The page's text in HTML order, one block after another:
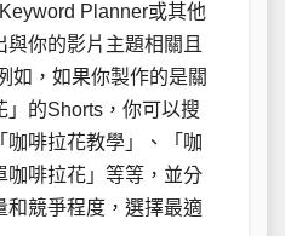
Planner或其他
你的影片主題相關且
如，如果你製作的是關
」的Shorts，你可以搜
啡拉花教學」、「咖
咖啡拉花」等等，並分
和競爭程度，選擇最適